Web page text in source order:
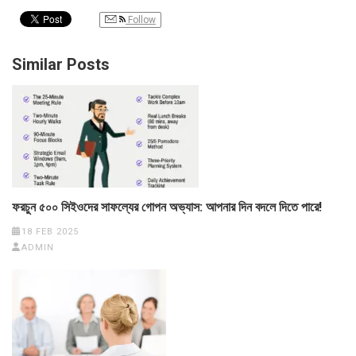
Follow
Similar Posts
ফরচুন ৫০০ সিইওদের সাফল্যের গোপন অভ্যাস: আপনার দিন বদলে দিতে পারে!
18 FEB 2025
ADMIN